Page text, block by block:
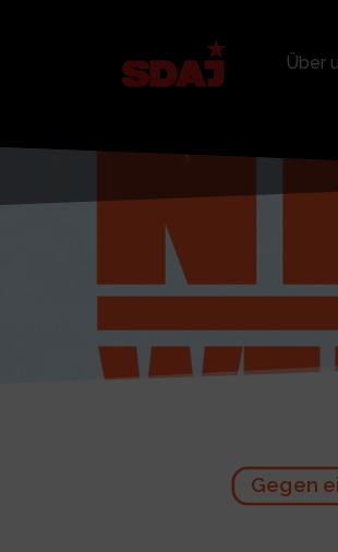
Über
Gegen